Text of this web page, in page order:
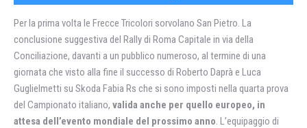
Per la prima volta le Frecce Tricolori sorvolano San Pietro. La
conclusione suggestiva del Rally di Roma Capitale in via della
Conciliazione, davanti a un pubblico numeroso, al termine di una
giornata che visto alla fine il successo di Roberto Daprà e Luca
Guglielmetti su Skoda Fabia Rs che si sono imposti nella quarta prova
del Campionato italiano, valida anche per quello europeo, in
attesa dell’evento mondiale del prossimo anno. L’equipaggio di